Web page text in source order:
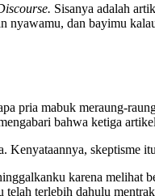
Sisanya adalah
dan bayimu
pria mabuk meraung-
bahwa ketiga
skeptisme
karena melihat
terlebih dahulu